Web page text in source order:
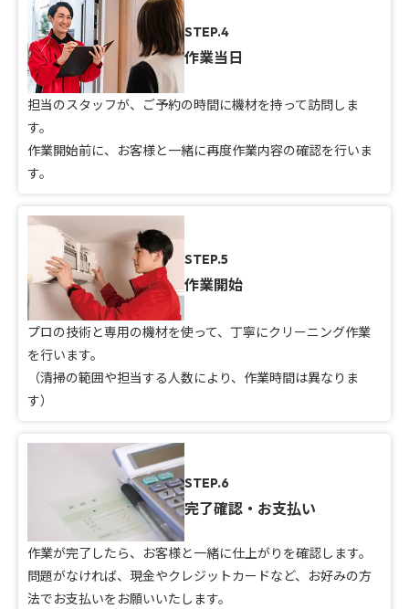
STEP.4
作業当日
担当のスタッフが、ご予約の時間に機材を持って訪問しま
す。
作業開始前に、お客様と一緒に再度作業内容の確認を行いま
す。
STEP.5
作業開始
プロの技術と専用の機材を使って、丁寧にクリーニング作業
を行います。
（清掃の範囲や担当する人数により、作業時間は異なりま
す）
STEP.6
完了確認・お支払い
作業が完了したら、お客様と一緒に仕上がりを確認します。
問題がなければ、現金やクレジットカードなど、お好みの方
法でお支払いをお願いいたします。